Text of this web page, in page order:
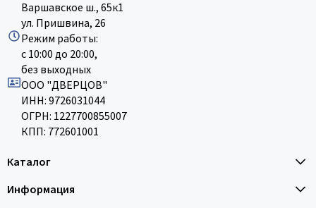
Варшавское ш., 65к1
ул. Пришвина, 26
Режим работы:
с 10:00 до 20:00,
без выходных
ООО "ДВЕРЦОВ"
ИНН: 9726031044
ОГРН: 1227700855007
КПП: 772601001
Каталог
Информация